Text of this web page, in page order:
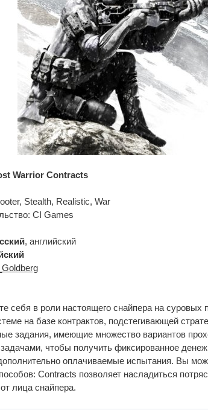
Warrior Contracts
Stealth, Realistic, War
CI Games
, английский
себя в роли настоящего снайпера на суровых
на базе контрактов, подстегивающей
задания, имеющие множество вариантов
чтобы получить фиксированное
оплачиваемые испытания. Вы
Contracts позволяет насладиться
лица снайпера.